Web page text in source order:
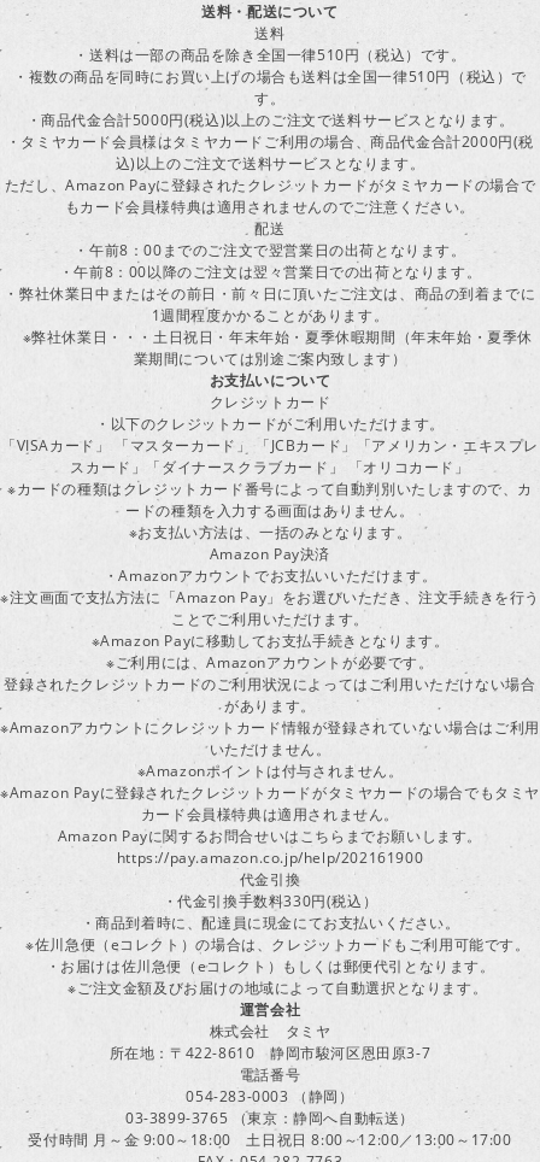
送料・配送について
送料
・送料は一部の商品を除き全国一律510円（税込）です。
・複数の商品を同時にお買い上げの場合も送料は全国一律510円（税込）で
す。
・商品代金合計5000円(税込)以上のご注文で送料サービスとなります。
・タミヤカード会員様はタミヤカードご利用の場合、商品代金合計2000円(税
込)以上のご注文で送料サービスとなります。
ただし、Amazon Payに登録されたクレジットカードがタミヤカードの場合で
もカード会員様特典は適用されませんのでご注意ください。
配送
・午前8：00までのご注文で翌営業日の出荷となります。
・午前8：00以降のご注文は翌々営業日での出荷となります。
・弊社休業日中またはその前日・前々日に頂いたご注文は、商品の到着までに
1週間程度かかることがあります。
※弊社休業日・・・土日祝日・年末年始・夏季休暇期間（年末年始・夏季休
業期間については別途ご案内致します）
お支払いについて
クレジットカード
・以下のクレジットカードがご利用いただけます。
「VISAカード」 「マスターカード」 「JCBカード」「アメリカン・エキスプレ
スカード」「ダイナースクラブカード」 「オリコカード」
※カードの種類はクレジットカード番号によって自動判別いたしますので、カ
ードの種類を入力する画面はありません。
※お支払い方法は、一括のみとなります。
Amazon Pay決済
・Amazonアカウントでお支払いいただけます。
※注文画面で支払方法に「Amazon Pay」をお選びいただき、注文手続きを行う
ことでご利用いただけます。
※Amazon Payに移動してお支払手続きとなります。
※ご利用には、Amazonアカウントが必要です。
登録されたクレジットカードのご利用状況によってはご利用いただけない場合
があります。
※Amazonアカウントにクレジットカード情報が登録されていない場合はご利用
いただけません。
※Amazonポイントは付与されません。
※Amazon Payに登録されたクレジットカードがタミヤカードの場合でもタミヤ
カード会員様特典は適用されません。
Amazon Payに関するお問合せいはこちらまでお願いします。
https://pay.amazon.co.jp/help/202161900
代金引換
・代金引換手数料330円(税込）
・商品到着時に、配達員に現金にてお支払いください。
※佐川急便（eコレクト）の場合は、クレジットカードもご利用可能です。
・お届けは佐川急便（eコレクト）もしくは郵便代引となります。
※ご注文金額及びお届けの地域によって自動選択となります。
運営会社
株式会社 タミヤ
所在地：〒422-8610 静岡市駿河区恩田原3-7
電話番号
054-283-0003 （静岡）
03-3899-3765 （東京：静岡へ自動転送）
受付時間 月～金 9:00～18:00 土日祝日 8:00～12:00／13:00～17:00